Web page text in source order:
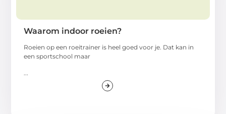
Waarom indoor roeien?
Roeien op een roeitrainer is heel goed voor je. Dat kan in
een sportschool maar